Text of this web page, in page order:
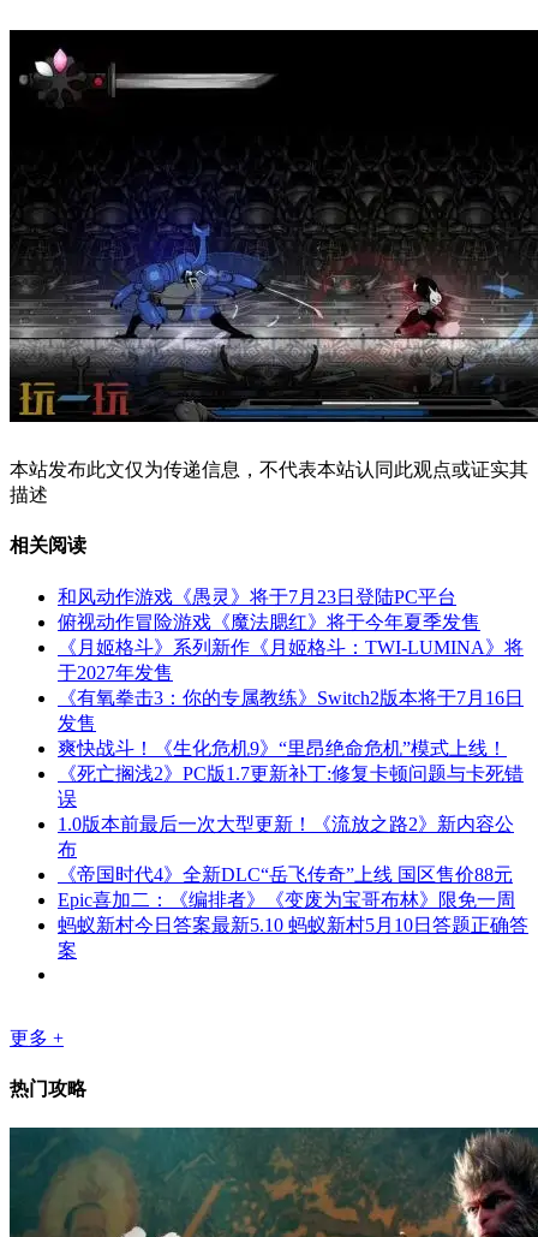
本站发布此文仅为传递信息，不代表本站认同此观点或证实其
描述
相关阅读
和风动作游戏《愚灵》将于7月23日登陆PC平台
俯视动作冒险游戏《魔法腮红》将于今年夏季发售
《月姬格斗》系列新作《月姬格斗：TWI-LUMINA》将
于2027年发售
《有氧拳击3：你的专属教练》Switch2版本将于7月16日
发售
爽快战斗！《生化危机9》“里昂绝命危机”模式上线！
《死亡搁浅2》PC版1.7更新补丁:修复卡顿问题与卡死错
误
1.0版本前最后一次大型更新！《流放之路2》新内容公
布
《帝国时代4》全新DLC“岳飞传奇”上线 国区售价88元
Epic喜加二：《编排者》《变废为宝哥布林》限免一周
蚂蚁新村今日答案最新5.10 蚂蚁新村5月10日答题正确答
案
更多 +
热门攻略